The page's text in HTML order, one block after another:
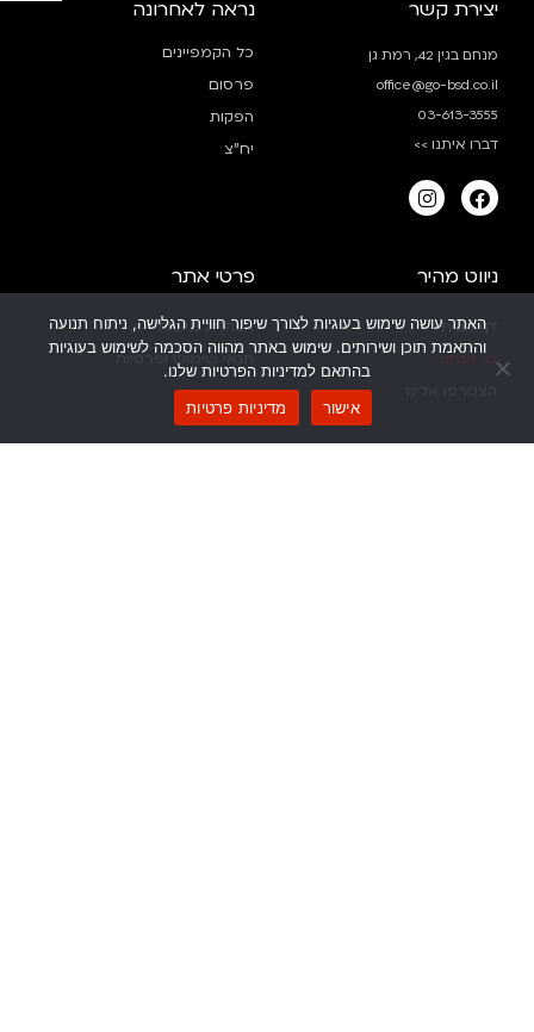
יצירת קשר
מנחם בגין 42, רמת גן
office@go-bsd.co.il
03-613-3555
דברו איתנו >>
נראה לאחרונה
כל הקמפיינים
פרסום
הפקות
יח”צ
ניווט מהיר
דף הבית
מי אנחנו
פרטי אתר
הצהרת נגישות
תנאי שימוש ופרטיות
האתר עושה שימוש בעוגיות לצורך שיפור חוויית הגלישה, ניתוח תנועה
והתאמת תוכן ושירותים. שימוש באתר מהווה הסכמה לשימוש בעוגיות
בהתאם למדיניות הפרטיות שלנו.
אישור
מדיניות פרטיות